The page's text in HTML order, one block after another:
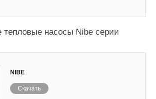
тепловые насосы Nibe серии
NIBE
Скачать